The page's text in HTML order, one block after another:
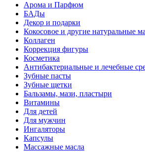
Арома и Парфюм
БАДы
Декор и подарки
Кокосовое и другие натуральные
Коллаген
Коррекция фигуры
Косметика
Антибактериальные и лечебные
Зубные пасты
Зубные щетки
Бальзамы, мази, пластыри
Витамины
Для детей
Для мужчин
Ингаляторы
Капсулы
Массажные масла